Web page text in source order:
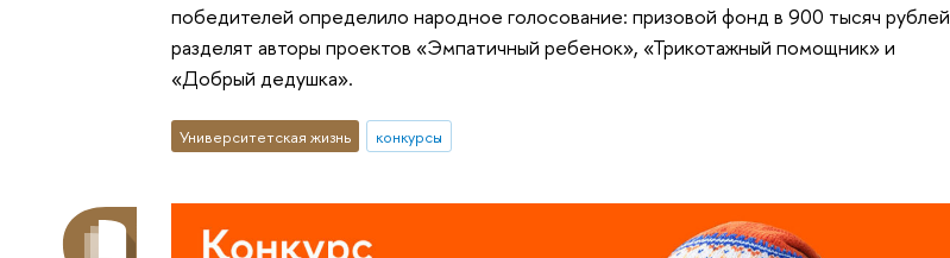
победителей определило народное голосование: призовой фонд в 900 тысяч рублей
разделят авторы проектов «Эмпатичный ребенок», «Трикотажный помощник» и
«Добрый дедушка».
Университетская жизнь конкурсы